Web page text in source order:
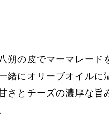
朔の皮でマーマレード
緒にオリーブオイルに
さとチーズの濃厚な旨